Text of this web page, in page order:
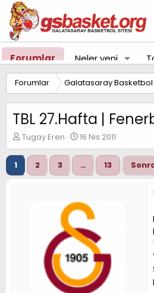
Forumlar Neler yeni
Forumlar Galatasaray Basketbol
TBL 27.Hafta |
K
o
n
u
y
Tugay Eren
B
a
ş
a
g
ı
t
a
r
i
h
i
16 Nis 2011
1 2 3 … 13